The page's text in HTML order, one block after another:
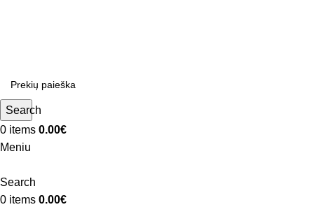
Search
0 items 0.00€
Meniu
Search
0 items 0.00€